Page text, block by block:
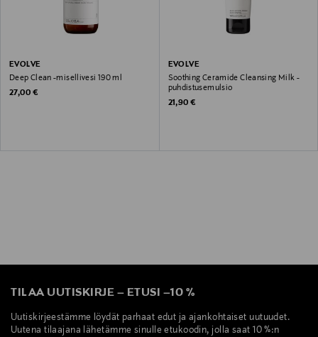
EVOLVE
Deep Clean -misellivesi 190 ml
Original Price
27,00 €
EVOLVE
Soothing Ceramide Cleansing Milk -
puhdistusemulsio
Original Price
21,90 €
TILAA UUTISKIRJE – ETUSI –10 %
Uutiskirjeestämme löydät parhaat edut ja ajankohtaiset uutuudet.
Uutena tilaajana lähetämme sinulle etukoodin, jolla saat 10 %:n